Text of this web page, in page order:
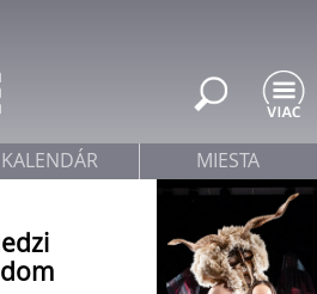
KALENDÁR MIESTA